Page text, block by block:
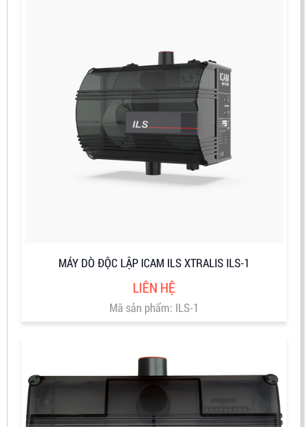
MÁY DÒ ĐỘC LẬP ICAM ILS XTRALIS ILS-1
LIÊN HỆ
Mã sản phẩm: ILS-1